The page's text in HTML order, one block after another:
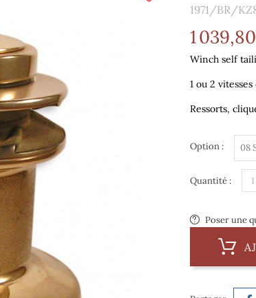
1971/BR/
1
Winch self
1 ou 2
Ressorts,
Option :
Quantité :
Poser une